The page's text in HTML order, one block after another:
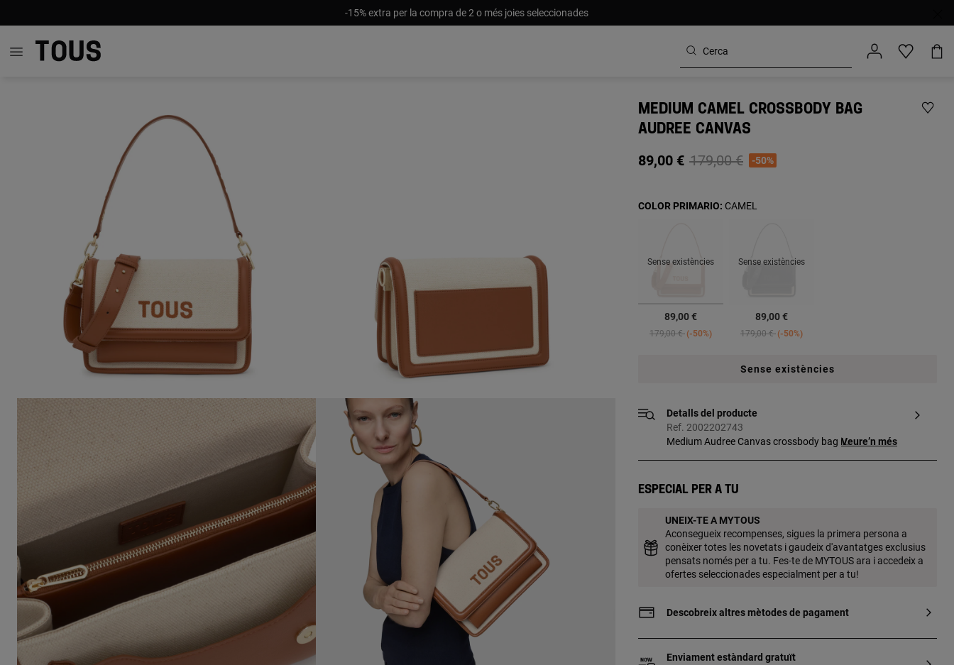
-15% extra per la compra de 2 o més joies seleccionades
MEDIUM CAMEL CROSSBODY BAG
AUDREE CANVAS
89,00 € Price reduced from
179,00 €to-50%
Sense existències
seleccionats
89,00 €
Price reduced from
179,00 €to-50%
Sense existències
89,00 €
Price reduced from
179,00 €to-50%
COLOR PRIMARIO: CAMEL
Sense existències
Detalls del producte
Ref. 2002202743
Medium Audree Canvas crossbody bag in
closure with magnetic buttons. Two
and open pocket on the back. Detachable
shoulder strap and adjustable and
detachable crossbody strap.
Measurements (height x width x depth):
Veure’n més
Especial per a tu
UNEIX-TE A MYTOUS
Aconsegueix recompenses, sigues la primera persona a
conèixer totes les novetats i gaudeix d'avantatges exclusius
pensats només per a tu. Fes-te de MYTOUS ara i accedeix a
ofertes seleccionades especialment per a tu!
Descobreix altres mètodes de pagament
Enviament estàndard gratuït